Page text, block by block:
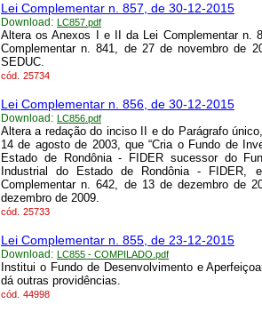
Lei Complementar n. 857, de 30-12-2015
Download: LC857.pdf
Altera os Anexos I e II da Lei Complementar n.
Complementar n. 841, de 27 de novembro de
SEDUC.
cód. 25734
Lei Complementar n. 856, de 30-12-2015
Download: LC856.pdf
Altera a redação do inciso II e do Parágrafo
14 de agosto de 2003, que “Cria o Fundo de
Estado de Rondônia - FIDER sucessor do
Industrial do Estado de Rondônia - FIDER,
Complementar n. 642, de 13 de dezembro de
dezembro de 2009.
cód. 25733
Lei Complementar n. 855, de 23-12-2015
Download: LC855 - COMPILADO.pdf
Institui o Fundo de Desenvolvimento e
dá outras providências.
cód. 44998